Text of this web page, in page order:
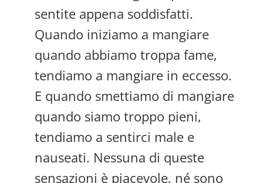
sentite appena soddisfatti.
Quando iniziamo a mangiare
quando abbiamo troppa fame,
tendiamo a mangiare in eccesso.
E quando smettiamo di mangiare
quando siamo troppo pieni,
tendiamo a sentirci male e
nauseati. Nessuna di queste
sensazioni è piacevole, né sono